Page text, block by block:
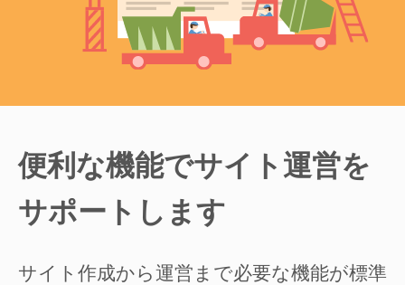
便利な機能でサイト運営を
サポートします
サイト作成から運営まで必要な機能が標準